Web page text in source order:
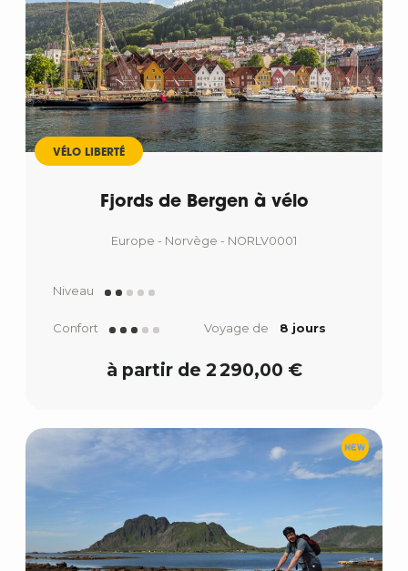
Départ
VÉLO LIBERTÉ
Fjords de Bergen à vélo
Europe - Norvège - NORLV0001
Niveau
Confort Voyage de 8 jours
à partir de 2 290,00 €